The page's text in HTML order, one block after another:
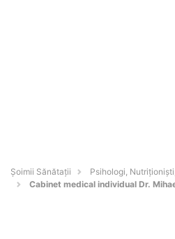
Şoimii Sănătații
Psihologi,
Cabinet medical individual Dr.